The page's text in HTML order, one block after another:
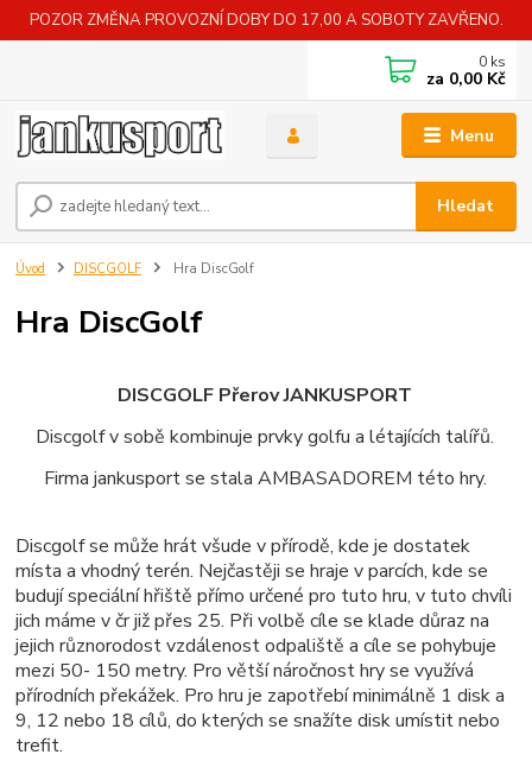
POZOR ZMĚNA PROVOZNÍ DOBY DO 17,00 A SOBOTY ZAVŘENO.
Menu
Hledat
0 ks
za 0,00 Kč
Úvod DISCGOLF Hra DiscGolf
Hra DiscGolf
DISCGOLF Přerov JANKUSPORT
Discgolf v sobě kombinuje prvky golfu a létajících talířů.
Firma jankusport se stala AMBASADOREM této hry.
Discgolf se může hrát všude v přírodě, kde je dostatek
místa a vhodný terén. Nejčastěji se hraje v parcích, kde se
budují speciální hřiště přímo určené pro tuto hru, v tuto chvíli
jich máme v čr již přes 25. Při volbě cíle se klade důraz na
jejich různorodost vzdálenost odpaliště a cíle se pohybuje
mezi 50- 150 metry. Pro větší náročnost hry se využívá
přírodních překážek. Pro hru je zapotřebí minimálně 1 disk a
9, 12 nebo 18 cílů, do kterých se snažíte disk umístit nebo
trefit.